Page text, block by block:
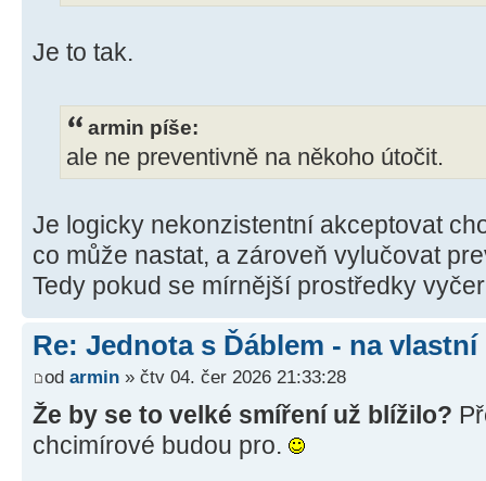
Je to tak.
armin píše:
ale ne preventivně na někoho útočit.
Je logicky nekonzistentní akceptovat
co může nastat, a zároveň vylučovat
Tedy pokud se mírnější prostředky
Re: Jednota s Ďáblem - na
od armin » čtv 04. čer 2026 21:33:28
Že by se to velké smíření už blížilo?
chcimírové budou pro.